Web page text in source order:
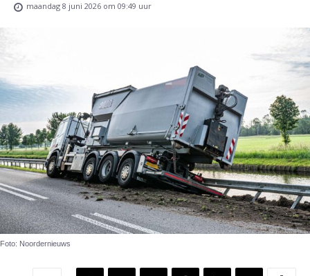
maandag 8 juni 2026 om 09:49 uur
Foto: Noordernieuws